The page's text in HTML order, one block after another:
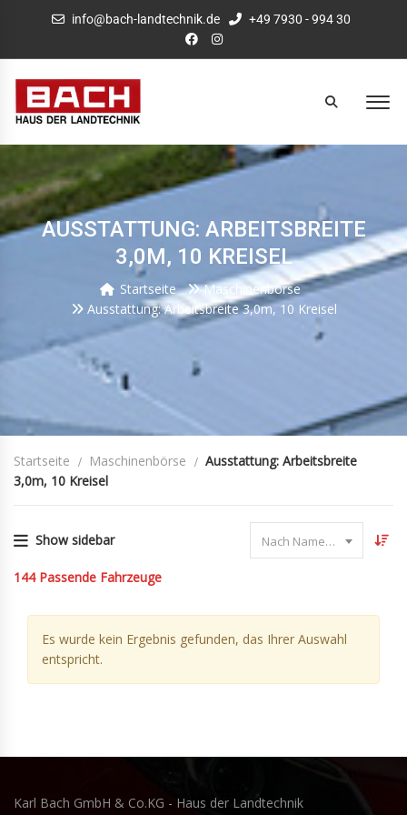
info@bach-landtechnik.de +49 7930 - 994 30
AUSSTATTUNG: ARBEITSBREITE
3,0M, 10 KREISEL
Startseite
Maschinenbörse
Ausstattung: Arbeitsbreite 3,0m, 10 Kreisel
Startseite Maschinenbörse
Ausstattung: Arbeitsbreite
3,0m, 10 Kreisel
Show sidebar Nach Name sortieren
144 Passende Fahrzeuge
Es wurde kein Ergebnis gefunden, das Ihrer Auswahl
entspricht.
Karl Bach GmbH & Co.KG - Haus der Landtechnik